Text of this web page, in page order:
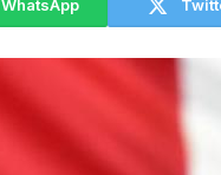
WhatsApp